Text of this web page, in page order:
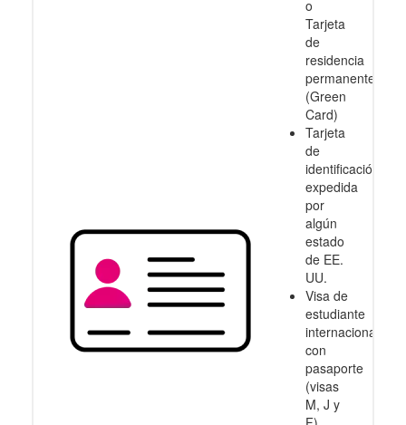
o
Tarjeta
de
residencia
permanente
(Green
Card)
Tarjeta
de
identificación
expedida
por
algún
estado
de EE.
UU.
Visa de
estudiante
internacional
con
pasaporte
(visas
M, J y